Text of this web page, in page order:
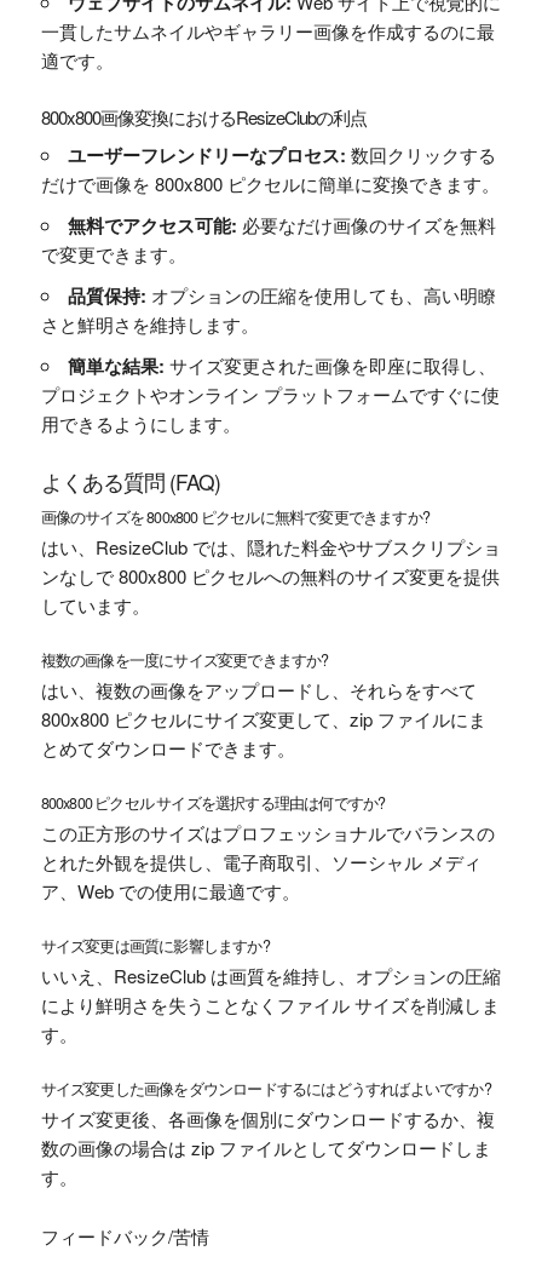
一貫したサムネイルやギャラリー画像を作成するのに最
適です。
800x800画像変換におけるResizeClubの利点
ユーザーフレンドリーなプロセス: 数回クリックする
だけで画像を 800x800 ピクセルに簡単に変換できます。
無料でアクセス可能: 必要なだけ画像のサイズを無料
で変更できます。
品質保持: オプションの圧縮を使用しても、高い明瞭
さと鮮明さを維持します。
簡単な結果: サイズ変更された画像を即座に取得し、
プロジェクトやオンライン プラットフォームですぐに使
用できるようにします。
よくある質問 (FAQ)
画像のサイズを 800x800 ピクセルに無料で変更できますか?
はい、ResizeClub では、隠れた料金やサブスクリプショ
ンなしで 800x800 ピクセルへの無料のサイズ変更を提供
しています。
複数の画像を一度にサイズ変更できますか?
はい、複数の画像をアップロードし、それらをすべて
800x800 ピクセルにサイズ変更して、zip ファイルにま
とめてダウンロードできます。
800x800 ピクセル サイズを選択する理由は何ですか?
この正方形のサイズはプロフェッショナルでバランスの
とれた外観を提供し、電子商取引、ソーシャル メディ
ア、Web での使用に最適です。
サイズ変更は画質に影響しますか?
いいえ、ResizeClub は画質を維持し、オプションの圧縮
により鮮明さを失うことなくファイル サイズを削減しま
す。
サイズ変更した画像をダウンロードするにはどうすればよいですか?
サイズ変更後、各画像を個別にダウンロードするか、複
数の画像の場合は zip ファイルとしてダウンロードしま
す。
フィードバック/苦情